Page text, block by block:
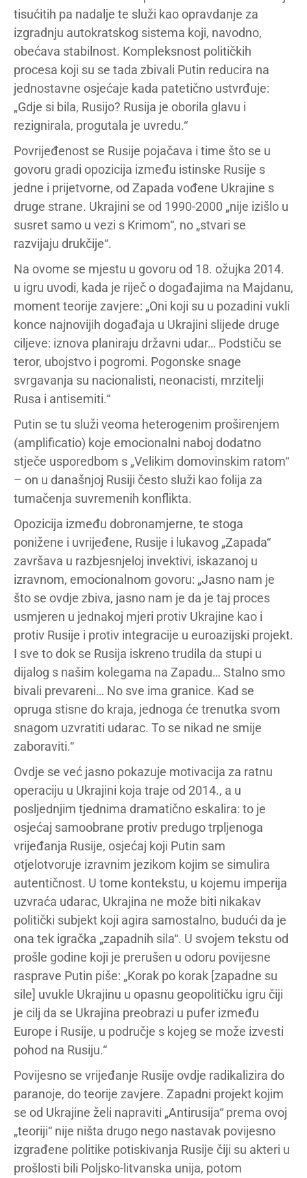
tisućitih pa nadalje te služi kao opravdanje za
izgradnju autokratskog sistema koji, navodno,
obećava stabilnost. Kompleksnost političkih
procesa koji su se tada zbivali Putin reducira na
jednostavne osjećaje kada patetično ustvrđuje:
„Gdje si bila, Rusijo? Rusija je oborila glavu i
rezignirala, progutala je uvredu.“
Povrijeđenost se Rusije pojačava i time što se u
govoru gradi opozicija između istinske Rusije s
jedne i prijetvorne, od Zapada vođene Ukrajine s
druge strane. Ukrajini se od 1990-2000 „nije izišlo u
susret samo u vezi s Krimom“, no „stvari se
razvijaju drukčije“.
Na ovome se mjestu u govoru od 18. ožujka 2014.
u igru uvodi, kada je riječ o događajima na Majdanu,
moment teorije zavjere: „Oni koji su u pozadini vukli
konce najnovijih događaja u Ukrajini slijede druge
ciljeve: iznova planiraju državni udar… Podstiču se
teror, ubojstvo i pogromi. Pogonske snage
svrgavanja su nacionalisti, neonacisti, mrzitelji
Rusa i antisemiti.“
Putin se tu služi veoma heterogenim proširenjem
(amplificatio) koje emocionalni naboj dodatno
stječe usporedbom s „Velikim domovinskim ratom“
– on u današnjoj Rusiji često služi kao folija za
tumačenja suvremenih konflikta.
Opozicija između dobronamjerne, te stoga
ponižene i uvrijeđene, Rusije i lukavog „Zapada“
završava u razbjesnjeloj invektivi, iskazanoj u
izravnom, emocionalnom govoru: „Jasno nam je
što se ovdje zbiva, jasno nam je da je taj proces
usmjeren u jednakoj mjeri protiv Ukrajine kao i
protiv Rusije i protiv integracije u euroazijski projekt.
I sve to dok se Rusija iskreno trudila da stupi u
dijalog s našim kolegama na Zapadu… Stalno smo
bivali prevareni… No sve ima granice. Kad se
opruga stisne do kraja, jednoga će trenutka svom
snagom uzvratiti udarac. To se nikad ne smije
zaboraviti.“
Ovdje se već jasno pokazuje motivacija za ratnu
operaciju u Ukrajini koja traje od 2014., a u
posljednjim tjednima dramatično eskalira: to je
osjećaj samoobrane protiv predugo trpljenoga
vrijeđanja Rusije, osjećaj koji Putin sam
otjelotvoruje izravnim jezikom kojim se simulira
autentičnost. U tome kontekstu, u kojemu imperija
uzvraća udarac, Ukrajina ne može biti nikakav
politički subjekt koji agira samostalno, budući da je
ona tek igračka „zapadnih sila“. U svojem tekstu od
prošle godine koji je prerušen u odoru povijesne
rasprave Putin piše: „Korak po korak [zapadne su
sile] uvukle Ukrajinu u opasnu geopolitičku igru čiji
je cilj da se Ukrajina preobrazi u pufer između
Europe i Rusije, u područje s kojeg se može izvesti
pohod na Rusiju.“
Povijesno se vrijeđanje Rusije ovdje radikalizira do
paranoje, do teorije zavjere. Zapadni projekt kojim
se od Ukrajine želi napraviti „Antirusija“ prema ovoj
„teoriji“ nije ništa drugo nego nastavak povijesno
izgrađene politike potiskivanja Rusije čiji su akteri u
prošlosti bili Poljsko-litvanska unija, potom